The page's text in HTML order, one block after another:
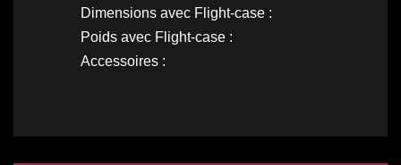
Dimensions avec Flight-case :
Poids avec Flight-case :
Accessoires :